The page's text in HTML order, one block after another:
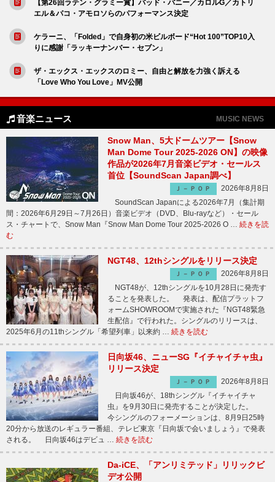
【第26回ラテン・グラミー賞】バッド・バニー／カロルG／カトリ
エル＆パコ・アモロソらのパフォーマンス決定
ケラーニ、「Folded」で自身初の米ビルボード“Hot 100”TOP10入
りに感謝「ラッキーナンバー・セブン」
ザ・エックス・エックスのロミー、自由と解放を力強く訴える
「Love Who You Love」MV公開
音楽ニュース MUSIC NEWS
Snow Man、5大ドームツアー【Snow
Man Dome Tour 2025-2026 ON】の映像
作品が2026年7月音楽ビデオ・セールス
首位【SoundScan Japan調べ】
Ｊ－ＰＯＰ
2026年8月8日
SoundScan Japanによる2026年7月（集計期
間：2026年6月29日～7月26日）音楽ビデオ（DVD、Blu-rayなど）・セール
ス・チャートで、Snow Man『Snow Man Dome Tour 2025-2026 O … 続きを読
む
NGT48、12thシングルをリリース決定
Ｊ－ＰＯＰ
2026年8月8日
NGT48が、12thシングルを10月28日に発売す
ることを発表した。 発表は、配信プラットフ
ォームSHOWROOMで実施された『NGT48緊急
生配信』で行われた。シングルのリリースは、
2025年6月の11thシングル「希望列車」以来約 … 続きを読む
日向坂46、ニューSG『イチャイチャ虫』
リリース決定
Ｊ－ＰＯＰ
2026年8月8日
日向坂46が、18thシングル『イチャイチャ
虫』を9月30日に発売することが決定した。
今シングルのフォーメーションは、8月9日25時
20分から放送のレギュラー番組、テレビ東京『日向坂で会いましょう』で発表
される。 日向坂46はデビュ … 続きを読む
Da-iCE、「アンリミテッド」リリックビ
デオ公開